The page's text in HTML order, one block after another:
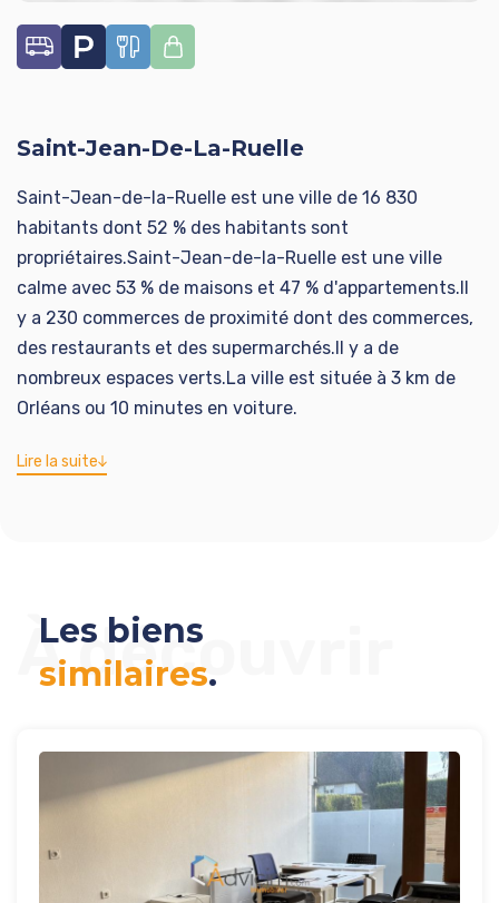
Rentabilité estimé entre 10% et 20% selon exploitation.
auxquels ce bien est exposé sont disponibles sur le site
Votre conseiller ADVICIM Réseau immobilier : Thierry
Tremblay
Agent commercial (Entreprise individuelle)
Saint-Jean-De-La-Ruelle
Saint-Jean-de-la-Ruelle est une ville de 16 830
habitants dont 52 % des habitants sont
propriétaires.Saint-Jean-de-la-Ruelle est une ville
calme avec 53 % de maisons et 47 % d'appartements.Il
y a 230 commerces de proximité dont des commerces,
des restaurants et des supermarchés.Il y a de
nombreux espaces verts.La ville est située à 3 km de
Orléans ou 10 minutes en voiture.
Lire la suite
À découvrir
Les biens
similaires.